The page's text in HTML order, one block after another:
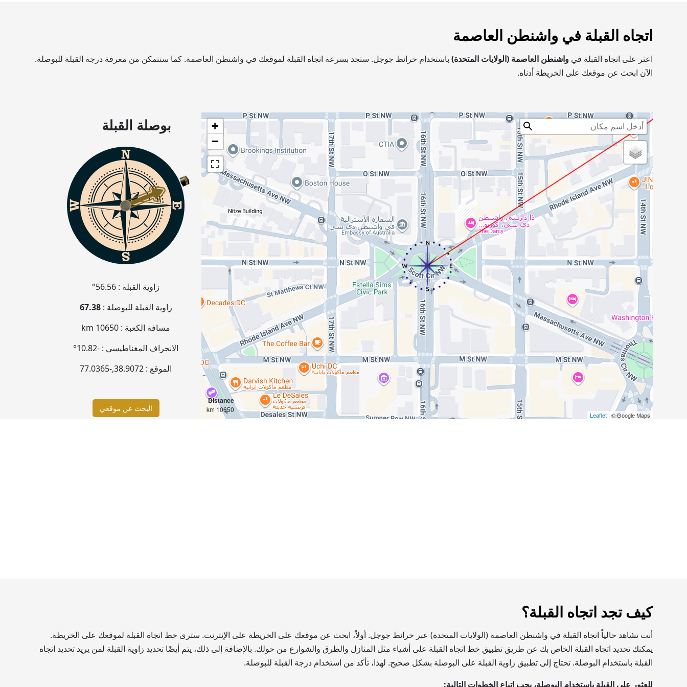
اتجاه القبلة في واشنطن العاصمة
اعثر على اتجاه القبلة فيواشنطن العاصمة (الولايات المتحدة) باستخدام خرائط جوجل. ستجد بسرعة اتجاه القبلة لموقعك في واشنطن العاصمة. كما ستتمكن من معرفة درجة القبلة للبوصلة.
الآن ابحث عن موقعك على الخريطة أدناه.
+
−
Distance
10650 km
Leaflet| © Google Maps
بوصلة القبلة
زاوية القبلة : 56.56°
زاوية القبلة للبوصلة :67.38
مسافة الكعبة : 10650 km
الانحراف المغناطيسي : -10.82°
الموقع : 38.9072
,
-77.0365
البحث عن موقعي
كيف تجد اتجاه القبلة؟
أنت تشاهد حالياً اتجاه القبلة في واشنطن العاصمة (الولايات المتحدة) عبر خرائط جوجل. أولاً، ابحث عن موقعك على الخريطة على الإنترنت. سترى خط اتجاه القبلة لموقعك على الخريطة.
يمكنك تحديد اتجاه القبلة الخاص بك عن طريق تطبيق خط اتجاه القبلة على أشياء مثل المنازل والطرق والشوارع من حولك. بالإضافة إلى ذلك، يتم أيضًا تحديد زاوية القبلة لمن يريد تحديد اتجاه
القبلة باستخدام البوصلة. تحتاج إلى تطبيق زاوية القبلة على البوصلة بشكل صحيح. لهذا، تأكد من استخدام درجة القبلة للبوصلة.
للعثور على القبلة باستخدام البوصلة، يجب اتباع الخطوات التالية: